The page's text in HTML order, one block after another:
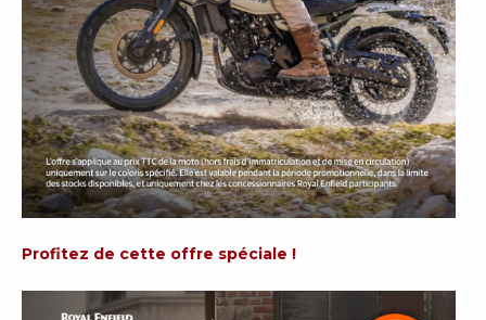
Profitez de cette offre spéciale !